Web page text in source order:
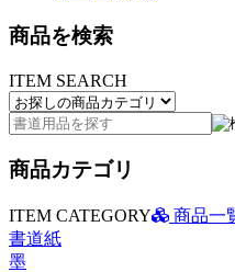
商品を検索
ITEM SEARCH
商品カテゴリ
ITEM CATEGORY
商品一
書道紙
墨